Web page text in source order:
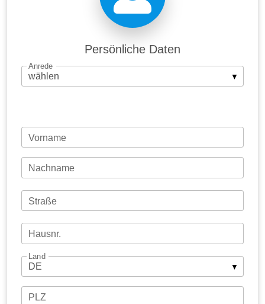
Persönliche Daten
Anrede
Vorname
Nachname
Straße
Hausnr.
Land
PLZ